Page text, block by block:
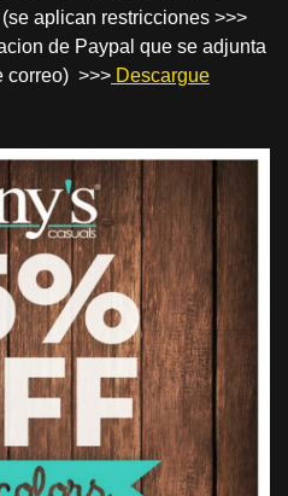
aplican restricciones >>>
de Paypal que se adjunta
correo) >>> Descargue